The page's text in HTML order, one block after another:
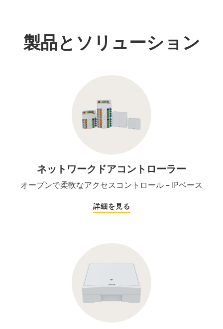
製品とソリューション
ネットワークドアコントローラー
オープンで柔軟なアクセスコントロール – IPベース
詳細を見る